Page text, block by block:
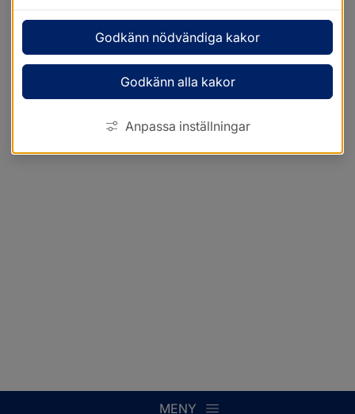
MENY
Godkänn nödvändiga kakor
Godkänn alla kakor
Anpassa inställningar